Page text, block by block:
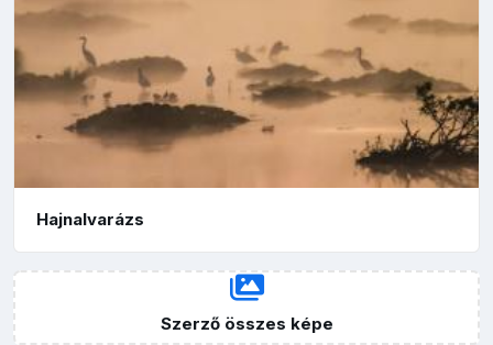
Hajnalvarázs
Szerző összes képe